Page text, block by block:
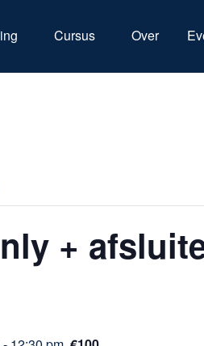
Cursus Over
+